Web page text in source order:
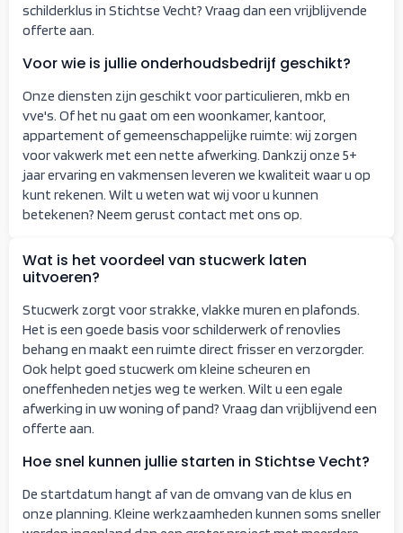
schilderklus in Stichtse Vecht? Vraag dan een vrijblijvende
offerte aan.
Voor wie is jullie onderhoudsbedrijf geschikt?
Onze diensten zijn geschikt voor particulieren, mkb en
vve's. Of het nu gaat om een woonkamer, kantoor,
appartement of gemeenschappelijke ruimte: wij zorgen
voor vakwerk met een nette afwerking. Dankzij onze 5+
jaar ervaring en vakmensen leveren we kwaliteit waar u op
kunt rekenen. Wilt u weten wat wij voor u kunnen
betekenen? Neem gerust contact met ons op.
Wat is het voordeel van stucwerk laten
uitvoeren?
Stucwerk zorgt voor strakke, vlakke muren en plafonds.
Het is een goede basis voor schilderwerk of renovlies
behang en maakt een ruimte direct frisser en verzorgder.
Ook helpt goed stucwerk om kleine scheuren en
oneffenheden netjes weg te werken. Wilt u een egale
afwerking in uw woning of pand? Vraag dan vrijblijvend een
offerte aan.
Hoe snel kunnen jullie starten in Stichtse Vecht?
De startdatum hangt af van de omvang van de klus en
onze planning. Kleine werkzaamheden kunnen soms sneller